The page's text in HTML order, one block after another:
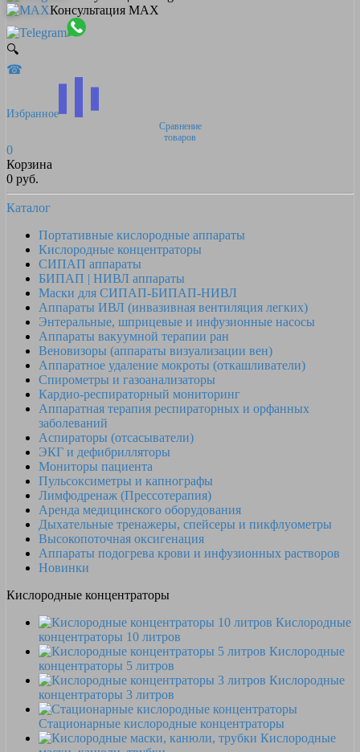
Консультация MAX
🔍
☎
Избранное
Сравнение
товаров
0
Корзина
0 руб.
Каталог
Портативные кислородные аппараты
Кислородные концентраторы
СИПАП аппараты
БИПАП | НИВЛ аппараты
Маски для СИПАП-БИПАП-НИВЛ
Аппараты ИВЛ (инвазивная вентиляция легких)
Энтеральные, шприцевые и инфузионные насосы
Аппараты вакуумной терапии ран
Веновизоры (аппараты визуализации вен)
Аппаратное удаление мокроты (откашливатели)
Спирометры и газоанализаторы
Кардио-респираторный мониторинг
Аппаратная терапия респираторных и орфанных
заболеваний
Аспираторы (отсасыватели)
ЭКГ и дефибрилляторы
Мониторы пациента
Пульсоксиметры и капнографы
Лимфодренаж (Прессотерапия)
Аренда медицинского оборудования
Дыхательные тренажеры, спейсеры и пикфлуометры
Высокопоточная оксигенация
Аппараты подогрева крови и инфузионных растворов
Новинки
Кислородные концентраторы
Кислородные
концентраторы 10 литров
Кислородные
концентраторы 5 литров
Кислородные
концентраторы 3 литров
Стационарные кислородные концентраторы
Кислородные